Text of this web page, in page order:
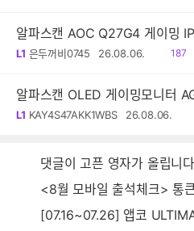
알파스캔 AOC Q27G4 게이밍
L1 은두꺼비0745 26.08.06.
읽
187
알파스캔 OLED 게이밍모니터
L1 KAY4S47AKK1WBS 26.08.06.
댓글이 고픈 영자가 올립니
<8월 모바일 출석체크> 통
[07.16~07.26] 앱코 ULTIMATE GX850